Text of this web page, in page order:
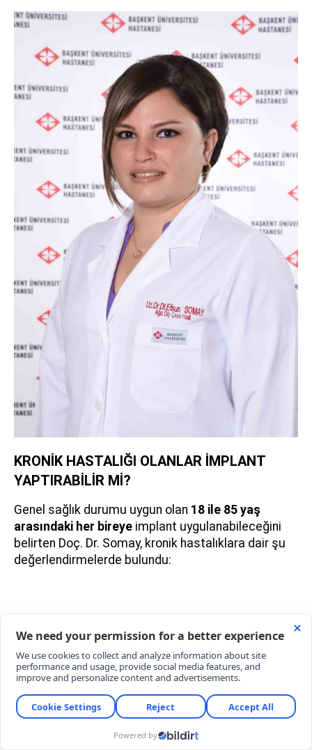
KRONİK HASTALIĞI OLANLAR İMPLANT
YAPTIRABİLİR Mİ?
Genel sağlık durumu uygun olan 18 ile 85 yaş
arasındaki her bireye implant uygulanabileceğini
belirten Doç. Dr. Somay, kronik hastalıklara dair şu
değerlendirmelerde bulundu: